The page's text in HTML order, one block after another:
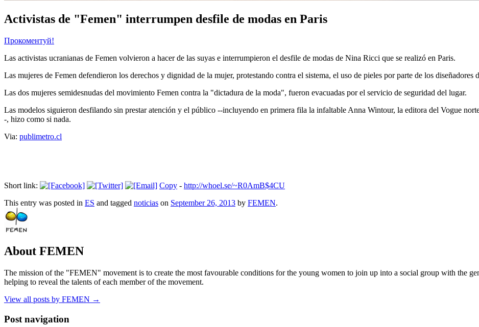
Activistas de "Femen" interrumpen desfile de modas en Paris
Прокоментуй!
Las activistas ucranianas de Femen volvieron a hacer de las suyas e interrumpieron el desfile de modas de Nina Ricci que se realizó en Paris.
Las mujeres de Femen defendieron los derechos y dignidad de la mujer, protestando contra el sistema, el uso de pieles por parte de los diseñadores
Las dos mujeres semidesnudas del movimiento Femen contra la "dictadura de la moda", fueron evacuadas por el servicio de seguridad del lugar.
Las modelos siguieron desfilando sin prestar atención y el público --incluyendo en primera fila la infaltable Anna Wintour, la editora del Vogue
-, hizo como si nada.
Via: publimetro.cl
Short link: Copy - http://whoel.se/~R0AmB$4CU
This entry was posted in ES and tagged noticias on September 26, 2013 by FEMEN.
About FEMEN
The mission of the "FEMEN" movement is to create the most favourable conditions for the young women to join up into a social group with the
helping to reveal the talents of each member of the movement.
View all posts by FEMEN →
Post navigation